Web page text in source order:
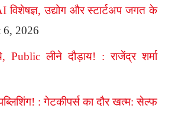
उद्योग और स्टार्टअप जगत के
6, 2026
लीने दौड़ाय! : राजेंद्र शर्मा
: गेटकीपर्स का दौर खत्म: सेल्फ